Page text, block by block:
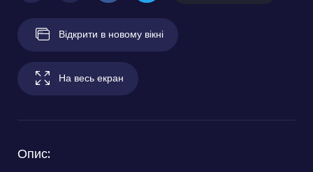
Відкрити в новому вікні
На весь екран
Опис: